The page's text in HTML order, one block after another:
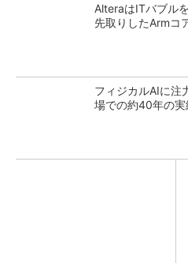
AlteraはITバブル
先取りしたArmコ
フィジカルAIに注
場での約40年の